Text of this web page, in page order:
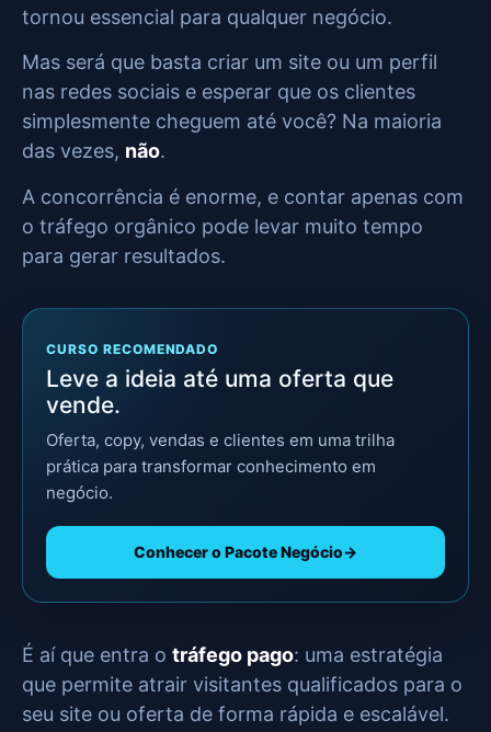
tornou essencial para qualquer negócio.
Mas será que basta criar um site ou um perfil
nas redes sociais e esperar que os clientes
simplesmente cheguem até você? Na maioria
das vezes, não.
A concorrência é enorme, e contar apenas com
o tráfego orgânico pode levar muito tempo
para gerar resultados.
CURSO RECOMENDADO
Leve a ideia até uma oferta que
vende.
Oferta, copy, vendas e clientes em uma trilha
prática para transformar conhecimento em
negócio.
Conhecer o Pacote Negócio→
É aí que entra o tráfego pago: uma estratégia
que permite atrair visitantes qualificados para o
seu site ou oferta de forma rápida e escalável.